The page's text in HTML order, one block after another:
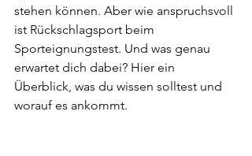
stehen können. Aber wie anspruchsvoll
ist Rückschlagsport beim
Sporteignungstest. Und was genau
erwartet dich dabei? Hier ein
Überblick, was du wissen solltest und
worauf es ankommt.